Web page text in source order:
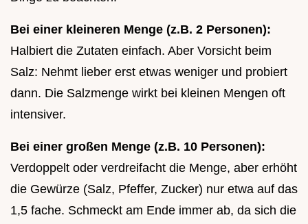
Bei einer kleineren Menge (z.B. 2 Personen):
Halbiert die Zutaten einfach. Aber Vorsicht beim
Salz: Nehmt lieber erst etwas weniger und probiert
dann. Die Salzmenge wirkt bei kleinen Mengen oft
intensiver.
Bei einer großen Menge (z.B. 10 Personen):
Verdoppelt oder verdreifacht die Menge, aber erhöht
die Gewürze (Salz, Pfeffer, Zucker) nur etwa auf das
1,5 fache. Schmeckt am Ende immer ab, da sich die